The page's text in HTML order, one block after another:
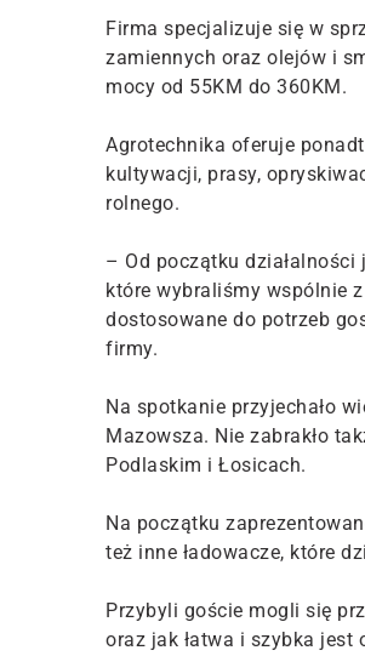
Firma specjalizuje się w
zamiennych oraz olejów i
mocy od 55KM do 360KM.
Agrotechnika oferuje
kultywacji, prasy,
rolnego.
– Od początku działalności
które wybraliśmy wspólnie
dostosowane do potrzeb
firmy.
Na spotkanie przyjechało
Mazowsza. Nie zabrakło
Podlaskim i Łosicach.
Na początku
też inne ładowacze, które
Przybyli goście mogli się
oraz jak łatwa i szybka jest